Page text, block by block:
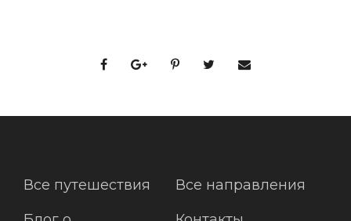
Все путешествия
Все направления